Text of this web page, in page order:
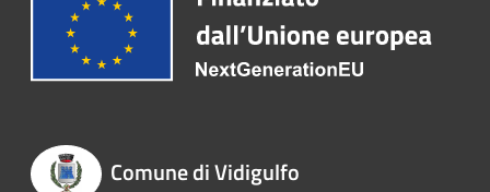
Comune di Vidigulfo